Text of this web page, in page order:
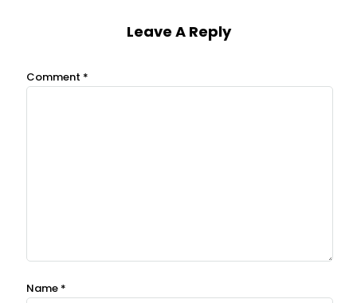
Leave A Reply
Comment *
Name *